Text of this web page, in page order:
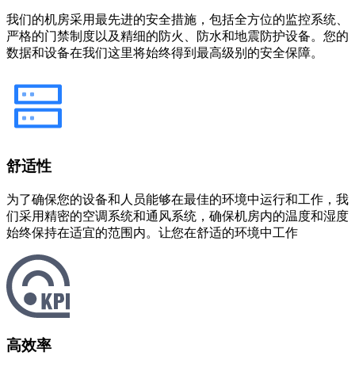
我们的机房采用最先进的安全措施，包括全方位的监控系统、
严格的门禁制度以及精细的防火、防水和地震防护设备。您的
数据和设备在我们这里将始终得到最高级别的安全保障。
舒适性
为了确保您的设备和人员能够在最佳的环境中运行和工作，我
们采用精密的空调系统和通风系统，确保机房内的温度和湿度
始终保持在适宜的范围内。让您在舒适的环境中工作
高效率